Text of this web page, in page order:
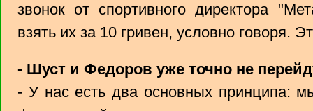
звонок от спортивного директора
взять их за 10 гривен, условно говоря.
- Шуст и Федоров уже точно не
- У нас есть два основных принципа: